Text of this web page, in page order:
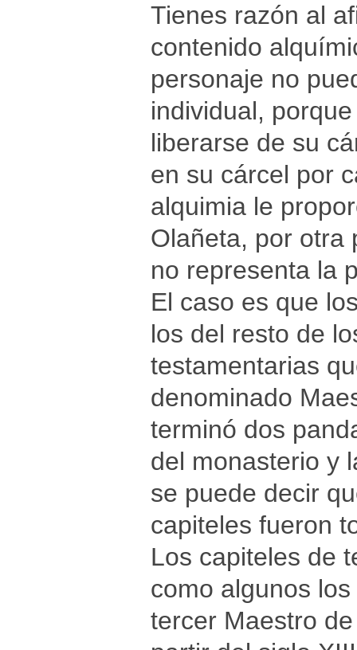
Tienes razón al
contenido
personaje no
individual,
liberarse de su
en su cárcel por
alquimia le
Olañeta, por otra
no representa la
El caso es que
los del resto de
testamentarias
denominado
terminó dos
del monasterio y
se puede decir
capiteles fueron
Los capiteles de
como algunos
tercer Maestro